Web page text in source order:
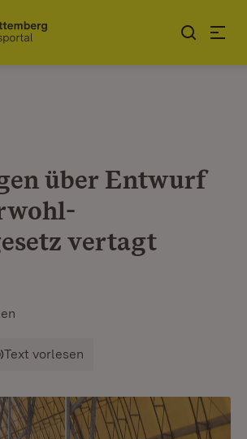
über Entwurf
vertagt
Text vorlesen